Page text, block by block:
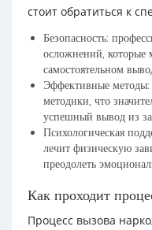
стоит обратиться к
Безопасность:
осложнений, которые
самостоятельном
Эффективные методы:
методики, что
успешный вывод из
Психологическая
лечит физическую
преодолеть
Как проходит
Процесс вызова